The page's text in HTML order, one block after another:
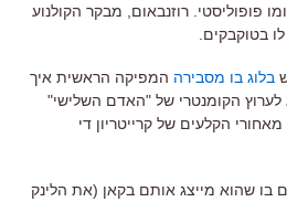
פופוליסטי. רוזנבאום, מבקר הקולנוע
בטוקבקים.
בלוג בו מסבירה המפיקה הראשית איך
לערוץ הקומנטרי של "האדם השלישי"
הקלעים של קרייטריון די
בו שהוא מייצג אותם בקאן (את הלינק